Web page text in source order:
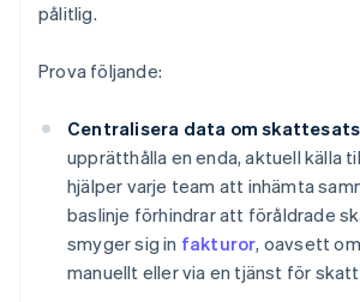
pålitlig.
Prova följande:
Centralisera data om
upprätthålla en enda, aktuell källa
hjälper varje team att inhämta
baslinje förhindrar att föråldrade
smyger sig in fakturor, oavsett
manuellt eller via en tjänst för